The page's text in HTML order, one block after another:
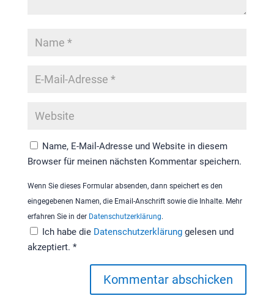
Name, E-Mail-Adresse und Website in diesem
Browser für meinen nächsten Kommentar speichern.
Wenn Sie dieses Formular absenden, dann speichert es den
eingegebenen Namen, die Email-Anschrift sowie die Inhalte. Mehr
erfahren Sie in der Datenschutzerklärung.
Ich habe die Datenschutzerklärung gelesen und
akzeptiert. *
Kommentar abschicken